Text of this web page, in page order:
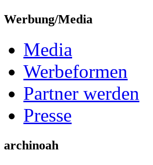
Werbung/Media
Media
Werbeformen
Partner werden
Presse
archinoah